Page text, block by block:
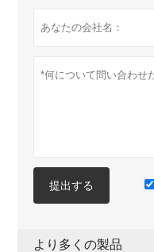
提出する
より多くの製品